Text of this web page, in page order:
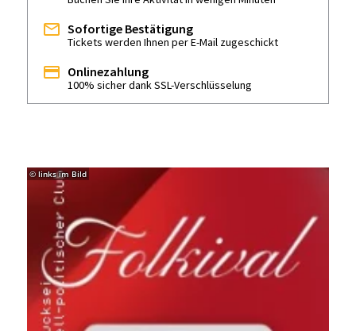
© links im Bild
Sofortige Bestätigung
Tickets werden Ihnen per E-Mail zugeschickt
Onlinezahlung
100% sicher dank SSL-Verschlüsselung